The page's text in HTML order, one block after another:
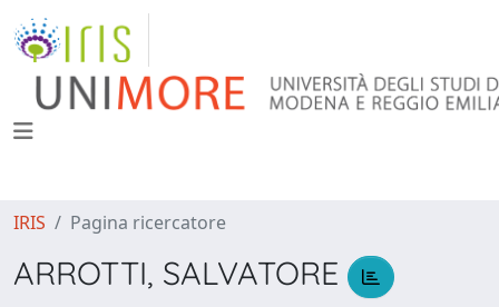
IRIS Pagina ricercatore
ARROTTI, SALVATORE